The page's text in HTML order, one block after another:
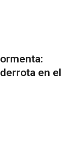
en el